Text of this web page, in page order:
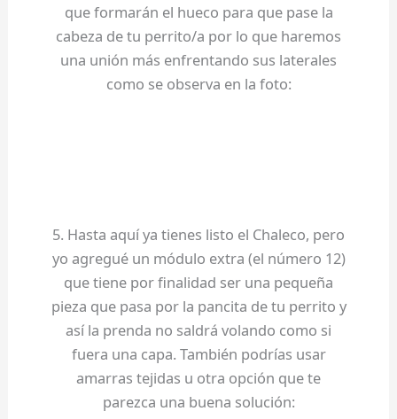
que formarán el hueco para que pase la
cabeza de tu perrito/a por lo que haremos
una unión más enfrentando sus laterales
como se observa en la foto:
5. Hasta aquí ya tienes listo el Chaleco, pero
yo agregué un módulo extra (el número 12)
que tiene por finalidad ser una pequeña
pieza que pasa por la pancita de tu perrito y
así la prenda no saldrá volando como si
fuera una capa. También podrías usar
amarras tejidas u otra opción que te
parezca una buena solución: